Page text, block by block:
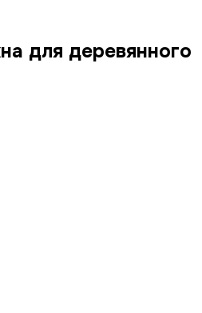
для деревянного